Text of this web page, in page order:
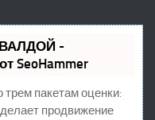
-
SeoHammer
пакетам оценки:
продвижение